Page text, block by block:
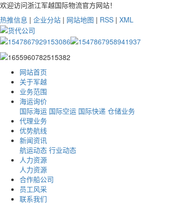
欢迎访问浙江军越国际物流官方网站！
热推信息 | 企业分站 | 网站地图 | RSS | XML
网站首页
关于军越
业务范围
海运询价
国际海运 国际空运 国际快递 仓储业务
代理业务
优势航线
新闻资讯
航运动态 行业动态
人力资源
人力资源
合作船公司
员工风采
联系我们